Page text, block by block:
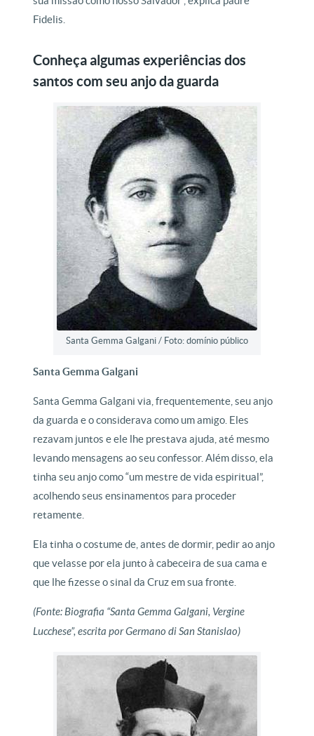
Fidelis.
Conheça algumas experiências dos
santos com seu anjo da guarda
Santa Gemma Galgani / Foto: domínio público
Santa Gemma Galgani
Santa Gemma Galgani via, frequentemente, seu anjo
da guarda e o considerava como um amigo. Eles
rezavam juntos e ele lhe prestava ajuda, até mesmo
levando mensagens ao seu confessor. Além disso, ela
tinha seu anjo como “um mestre de vida espiritual”,
acolhendo seus ensinamentos para proceder
retamente.
Ela tinha o costume de, antes de dormir, pedir ao anjo
que velasse por ela junto à cabeceira de sua cama e
que lhe fizesse o sinal da Cruz em sua fronte.
(Fonte: Biografia “Santa Gemma Galgani, Vergine
Lucchese”, escrita por Germano di San Stanislao)